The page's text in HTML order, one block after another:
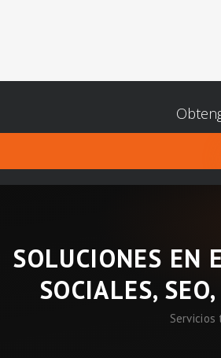
SOLUCIONES EN
SOCIALES,
Servicios